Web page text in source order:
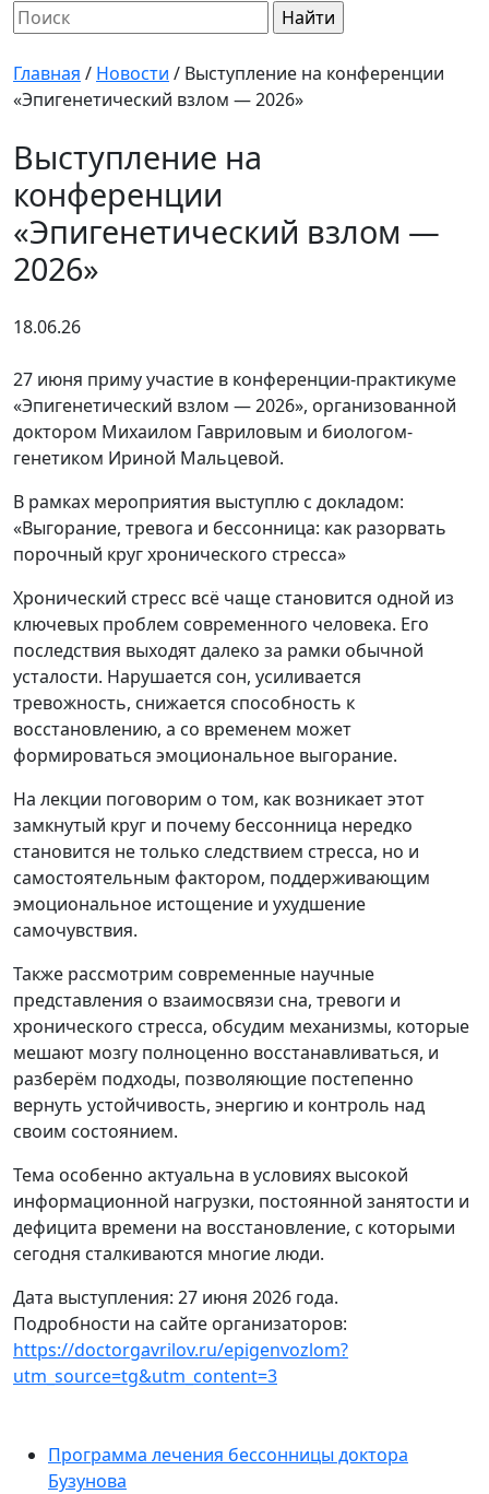
Найти:
Главная / Новости / Выступление на конференции
«Эпигенетический взлом — 2026»
Выступление на
конференции
«Эпигенетический взлом —
2026»
18.06.26
27 июня приму участие в конференции-практикуме
«Эпигенетический взлом — 2026», организованной
доктором Михаилом Гавриловым и биологом-
генетиком Ириной Мальцевой.
В рамках мероприятия выступлю с докладом:
«Выгорание, тревога и бессонница: как разорвать
порочный круг хронического стресса»
Хронический стресс всё чаще становится одной из
ключевых проблем современного человека. Его
последствия выходят далеко за рамки обычной
усталости. Нарушается сон, усиливается
тревожность, снижается способность к
восстановлению, а со временем может
формироваться эмоциональное выгорание.
На лекции поговорим о том, как возникает этот
замкнутый круг и почему бессонница нередко
становится не только следствием стресса, но и
самостоятельным фактором, поддерживающим
эмоциональное истощение и ухудшение
самочувствия.
Также рассмотрим современные научные
представления о взаимосвязи сна, тревоги и
хронического стресса, обсудим механизмы, которые
мешают мозгу полноценно восстанавливаться, и
разберём подходы, позволяющие постепенно
вернуть устойчивость, энергию и контроль над
своим состоянием.
Тема особенно актуальна в условиях высокой
информационной нагрузки, постоянной занятости и
дефицита времени на восстановление, с которыми
сегодня сталкиваются многие люди.
Дата выступления: 27 июня 2026 года.
Подробности на сайте организаторов:
https://doctorgavrilov.ru/epigenvozlom?
utm_source=tg&utm_content=3
Программа лечения бессонницы доктора
Бузунова